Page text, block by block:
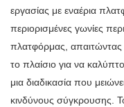
εργασίας με εναέρια
περιορισμένες γωνίες
πλατφόρμας, απαιτώντας
το πλαίσιο για να
μια διαδικασία που
κινδύνους σύγκρουσης.